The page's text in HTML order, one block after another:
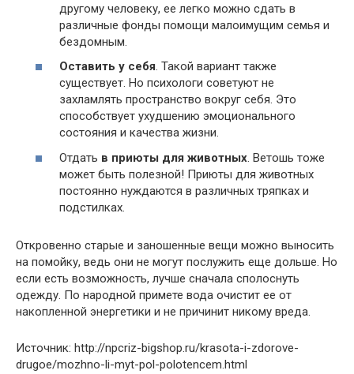
другому человеку, ее легко можно сдать в
различные фонды помощи малоимущим семья и
бездомным.
Оставить у себя. Такой вариант также
существует. Но психологи советуют не
захламлять пространство вокруг себя. Это
способствует ухудшению эмоционального
состояния и качества жизни.
Отдать в приюты для животных. Ветошь тоже
может быть полезной! Приюты для животных
постоянно нуждаются в различных тряпках и
подстилках.
Откровенно старые и заношенные вещи можно выносить
на помойку, ведь они не могут послужить еще дольше. Но
если есть возможность, лучше сначала сполоснуть
одежду. По народной примете вода очистит ее от
накопленной энергетики и не причинит никому вреда.
Источник: http://npcriz-bigshop.ru/krasota-i-zdorove-
drugoe/mozhno-li-myt-pol-polotencem.html